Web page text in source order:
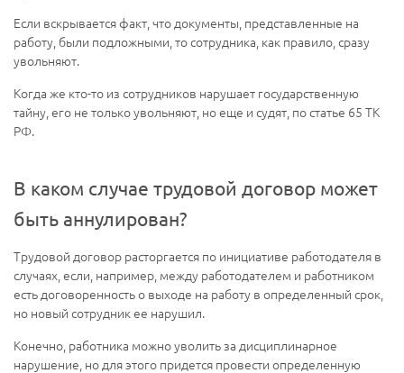
Если вскрывается факт, что документы, представленные на
работу, были подложными, то сотрудника, как правило, сразу
увольняют.
Когда же кто-то из сотрудников нарушает государственную
тайну, его не только увольняют, но еще и судят, по статье 65 ТК
РФ.
В каком случае трудовой договор может
быть аннулирован?
Трудовой договор расторгается по инициативе работодателя в
случаях, если, например, между работодателем и работником
есть договоренность о выходе на работу в определенный срок,
но новый сотрудник ее нарушил.
Конечно, работника можно уволить за дисциплинарное
нарушение, но для этого придется провести определенную